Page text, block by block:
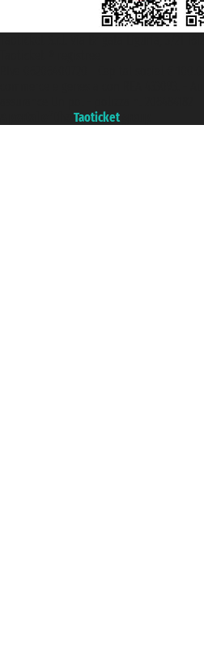
Taoticket